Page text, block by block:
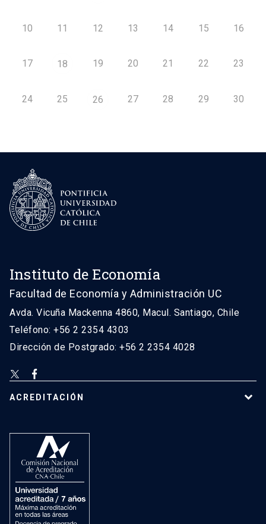
10 11 12 13 14 15 16
17 18 19 20 21 22 23
24 25 26 27 28 29 30
Instituto de Economía
Facultad de Economía y Administración UC
Avda. Vicuña Mackenna 4860, Macul. Santiago, Chile
Teléfono: +56 2 2354 4303
Dirección de Postgrado: +56 2 2354 4028
ACREDITACIÓN